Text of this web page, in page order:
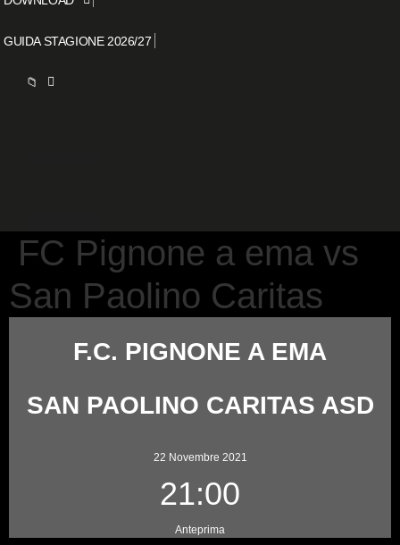
GUIDA STAGIONE 2026/27
📁
FC Pignone a ema vs
San Paolino Caritas
F.C. PIGNONE A EMA
SAN PAOLINO CARITAS ASD
22 Novembre 2021
21:00
Anteprima